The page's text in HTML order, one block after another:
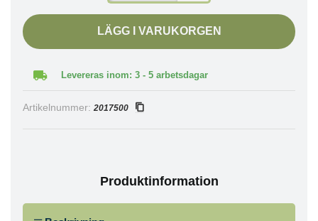
LÄGG I VARUKORGEN
Levereras inom: 3 - 5 arbetsdagar
Artikelnummer: 2017500
Produktinformation